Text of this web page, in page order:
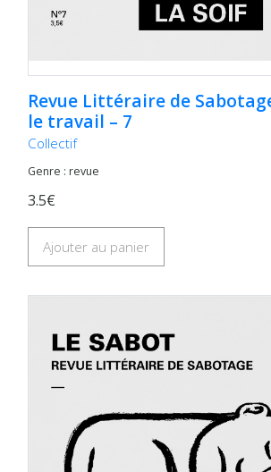
Revue Littéraire de
le travail – 7
Collectif
Genre : revue
3.5€
Ajouter au panier